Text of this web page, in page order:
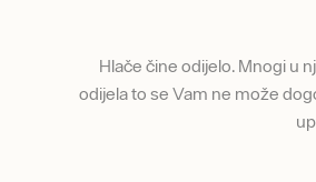
Hlače čine odijelo. Mnogi u
odijela to se Vam ne može